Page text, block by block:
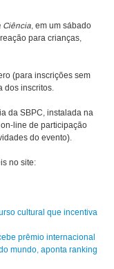
Ciência, em um sábado
para crianças,
(para inscrições sem
dos inscritos.
da SBPC, instalada na
line de participação
do evento).
no site:
cultural que incentiva
prêmio internacional
mundo, aponta ranking